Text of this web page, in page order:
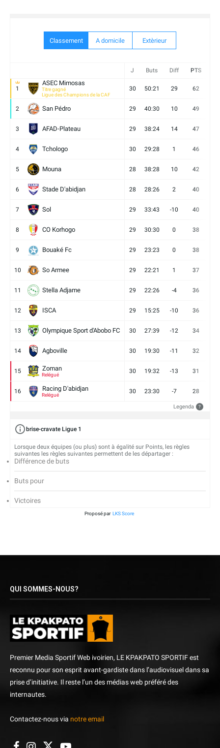
Classement A domicile Extèrieur
J Buts Diff PTS
1
ASEC Mimosas
Titre gagné
Ligue des Champions de la CAF
30 50:21 29 62
2 San Pédro 29 40:30 10 49
3 AFAD-Plateau 29 38:24 14 47
4 Tchologo 30 29:28 1 46
5 Mouna 28 38:28 10 42
6 Stade D'abidjan 28 28:26 2 40
7 Sol 29 33:43 -10 40
8 CO Korhogo 29 30:30 0 38
9 Bouaké Fc 29 23:23 0 38
10 So Armee 29 22:21 1 37
11 Stella Adjame 29 22:26 -4 36
12 ISCA 29 15:25 -10 36
13 Olympique Sport d'Abobo FC 30 27:39 -12 34
14 Agboville 30 19:30 -11 32
15 Zoman
Relégué
30 19:32 -13 31
16 Racing D'abidjan
Relégué
30 23:30 -7 28
Legenda ?
brise-cravate Ligue 1
Lorsque deux équipes (ou plus) sont à égalité sur Points, les règles
suivantes les règles suivantes permettent de les départager :
Différence de buts
Buts pour
Victoires
Proposé par LKS Score
QUI SOMMES-NOUS?
Premier Media Sportif Web ivoirien, LE KPAKPATO SPORTIF est
reconnu pour son esprit avant-gardiste dans l’audiovisuel dans sa
prise d’initiative. Il reste l’un des médias web préféré des
internautes.
Contactez-nous via notre email